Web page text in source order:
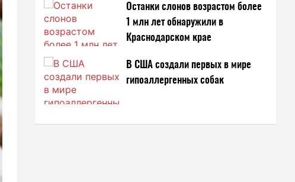
Останки слонов возрастом более
1 млн лет обнаружили в
Краснодарском крае
В США создали первых в мире
гипоаллергенных собак